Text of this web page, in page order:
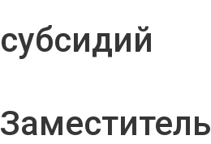
субсидий
Заместитель